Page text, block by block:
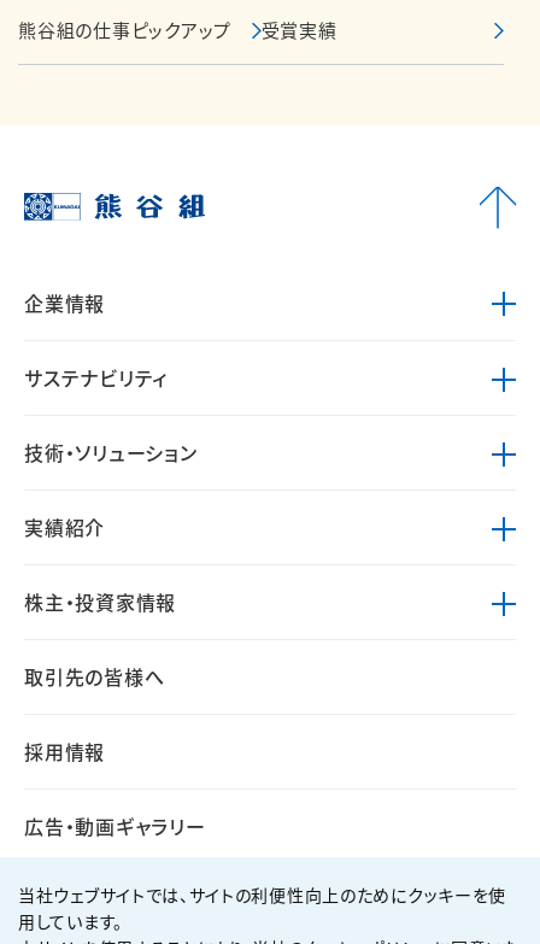
熊谷組の仕事ピックアップ 受賞実績
企業情報
サステナビリティ
技術・ソリューション
実績紹介
株主・投資家情報
取引先の皆様へ
採用情報
広告・動画ギャラリー
当社ウェブサイトでは、サイトの利便性向上のためにクッキーを使
用しています。